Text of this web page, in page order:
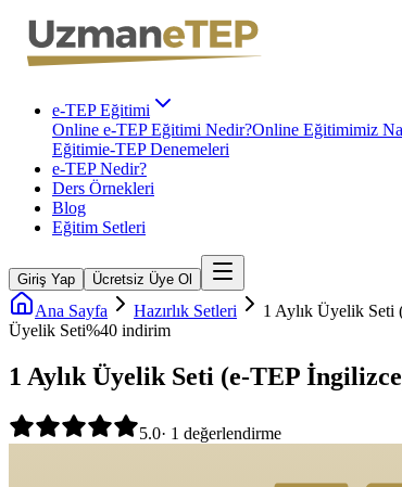
e-TEP Eğitimi
Online e-TEP Eğitimi Nedir?Online Eğitimimiz
Eğitimie-TEP Denemeleri
e-TEP Nedir?
Ders Örnekleri
Blog
Eğitim Setleri
Giriş Yap Ücretsiz Üye Ol
Ana Sayfa Hazırlık Setleri
1 Aylık Üyelik Seti
Üyelik Seti%40 indirim
1 Aylık Üyelik Seti (e-TEP
5.0· 1 değerlendirme